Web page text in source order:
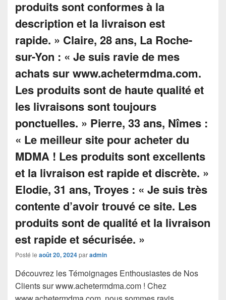
Posté le août 20, 2024paradmin
Découvrez les Témoignages Enthousiastes de Nos
Clients sur www.achetermdma.com ! Chez